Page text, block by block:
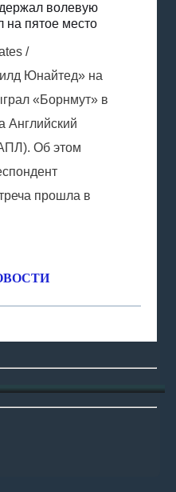
волевую
на пятое место
/
Юнайтед» на
«Борнмут» в
Английский
Об этом
прошла в